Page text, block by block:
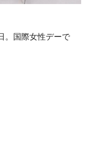
。国際女性デーで